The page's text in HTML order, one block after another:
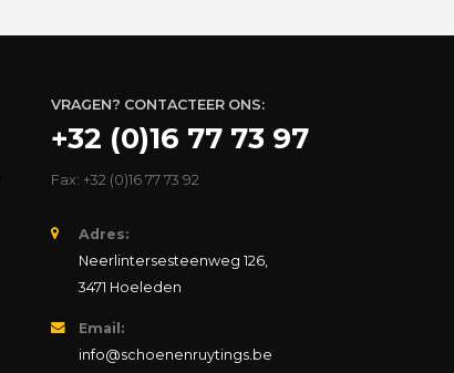
VRAGEN? CONTACTEER ONS:
+32 (0)16 77 73 97
Fax: +32 (0)16 77 73 92
Adres:
Neerlintersesteenweg 126,
3471 Hoeleden
Email:
info@schoenenruytings.be